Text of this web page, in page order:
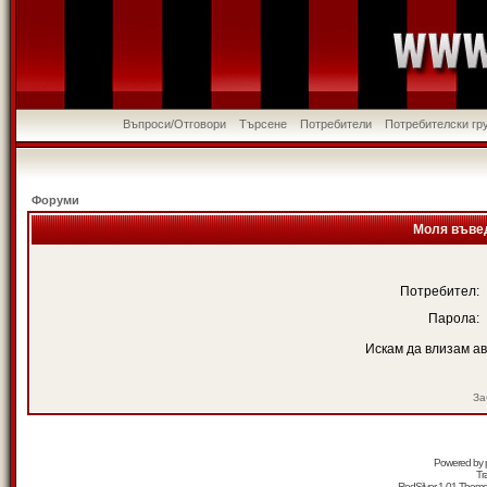
Въпроси/Отговори Търсене Потребители Потребителски
Форуми
Моля
Потребител:
Парола:
Искам да влизам
Powered by